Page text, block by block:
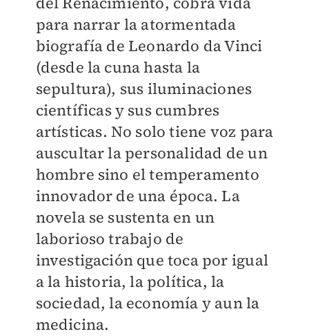
para narrar la atormentada
biografía de Leonardo da Vinci
(desde la cuna hasta la
sepultura), sus iluminaciones
científicas y sus cumbres
artísticas. No solo tiene voz para
auscultar la personalidad de un
hombre sino el temperamento
innovador de una época. La
novela se sustenta en un
laborioso trabajo de
investigación que toca por igual
a la historia, la política, la
sociedad, la economía y aun la
medicina.